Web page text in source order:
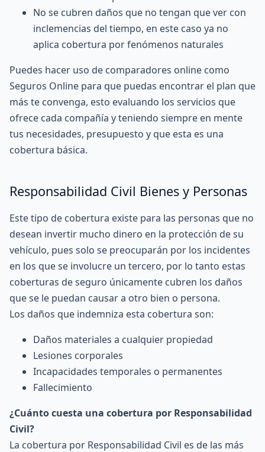
No se cubren daños que no tengan que ver con
inclemencias del tiempo, en este caso ya no
aplica cobertura por fenómenos naturales
Puedes hacer uso de comparadores online como
Seguros Online para que puedas encontrar el plan que
más te convenga, esto evaluando los servicios que
ofrece cada compañía y teniendo siempre en mente
tus necesidades, presupuesto y que esta es una
cobertura básica.
Responsabilidad Civil Bienes y Personas
Este tipo de cobertura existe para las personas que no
desean invertir mucho dinero en la protección de su
vehículo, pues solo se preocuparán por los incidentes
en los que se involucre un tercero, por lo tanto estas
coberturas de seguro únicamente cubren los daños
que se le puedan causar a otro bien o persona.
Los daños que indemniza esta cobertura son:
Daños materiales a cualquier propiedad
Lesiones corporales
Incapacidades temporales o permanentes
Fallecimiento
¿Cuánto cuesta una cobertura por Responsabilidad
Civil?
La cobertura por Responsabilidad Civil es de las más